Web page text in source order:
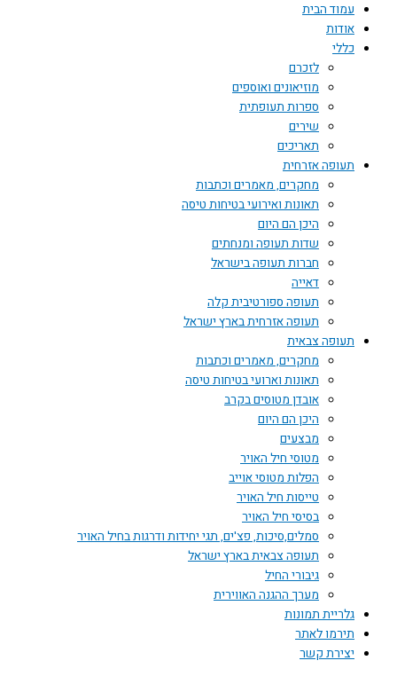
עמוד הבית
אודות
כללי
לזכרם
מוזיאונים ואוספים
ספרות תעופתית
שירים
תאריכים
תעופה אזרחית
מחקרים, מאמרים וכתבות
תאונות ואירועי בטיחות טיסה
היכן הם היום
שדות תעופה ומנחתים
חברות תעופה בישראל
דאייה
תעופה ספורטיבית קלה
תעופה אזרחית בארץ ישראל
תעופה צבאית
מחקרים, מאמרים וכתבות
תאונות וארועי בטיחות טיסה
אובדן מטוסים בקרב
היכן הם היום
מבצעים
מטוסי חיל האויר
הפלות מטוסי אוייב
טייסות חיל האויר
בסיסי חיל האויר
סמלים,סיכות, פצ'ים, תגי יחידות ודרגות בחיל האויר
תעופה צבאית בארץ ישראל
גיבורי החיל
מערך ההגנה האווירית
גלריית תמונות
תירמו לאתר
יצירת קשר